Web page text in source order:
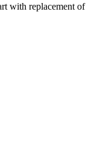
with replacement of